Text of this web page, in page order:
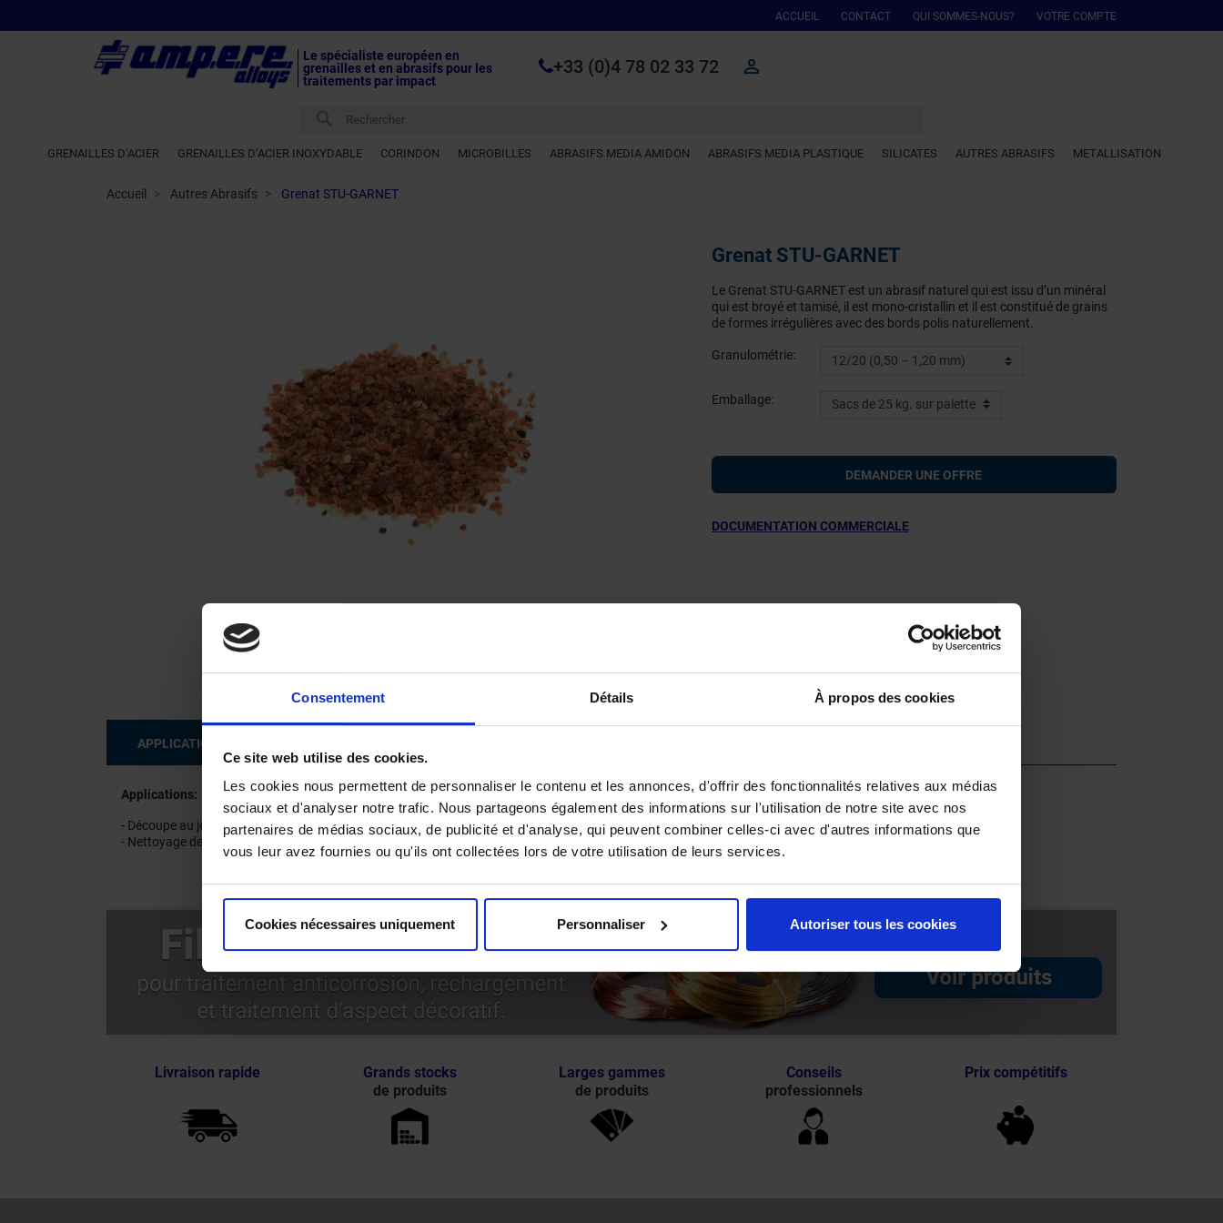
Consentement Détails À propos des cookies
Ce site web utilise des cookies.
Les cookies nous permettent de personnaliser le contenu et les annonces, d'offrir des fonctionnalités relatives aux médias
sociaux et d'analyser notre trafic. Nous partageons également des informations sur l'utilisation de notre site avec nos
partenaires de médias sociaux, de publicité et d'analyse, qui peuvent combiner celles-ci avec d'autres informations que
vous leur avez fournies ou qu'ils ont collectées lors de votre utilisation de leurs services.
Cookies nécessaires uniquement Personnaliser Autoriser tous les cookies
ACCUEIL CONTACT QUI SOMMES-NOUS? VOTRE COMPTE
Le spécialiste européen en
grenailles et en abrasifs pour les
traitements par impact
+33 (0)4 78 02 33 72 
GRENAILLES D’ACIER GRENAILLES D’ACIER INOXYDABLE CORINDON MICROBILLES ABRASIFS MEDIA AMIDON ABRASIFS MEDIA PLASTIQUE SILICATES AUTRES ABRASIFS METALLISATION
Accueil Autres Abrasifs Grenat STU-GARNET
 
Grenat STU-GARNET
Le Grenat STU-GARNET est un abrasif naturel qui est issu d’un minéral
qui est broyé et tamisé, il est mono-cristallin et il est constitué de grains
de formes irrégulières avec des bords polis naturellement.
Granulométrie:
Emballage:
DEMANDER UNE OFFRE
DOCUMENTATION COMMERCIALE
APPLICATIONS ET SECTEURS
Applications:
- Découpe au jet d’eau par haute pression
- Nettoyage de façades de bâtiments
Livraison rapide
Grands stocks
de produits
Larges gammes
de produits
Conseils
professionnels
Prix compétitifs